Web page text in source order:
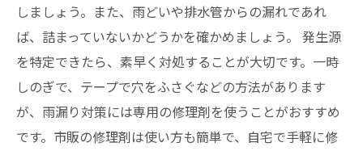
しましょう。また、雨どいや排水管からの漏れであれ
ば、詰まっていないかどうかを確かめましょう。 発生源
を特定できたら、素早く対処することが大切です。一時
しのぎで、テープで穴をふさぐなどの方法があります
が、雨漏り対策には専用の修理剤を使うことがおすすめ
です。市販の修理剤は使い方も簡単で、自宅で手軽に修